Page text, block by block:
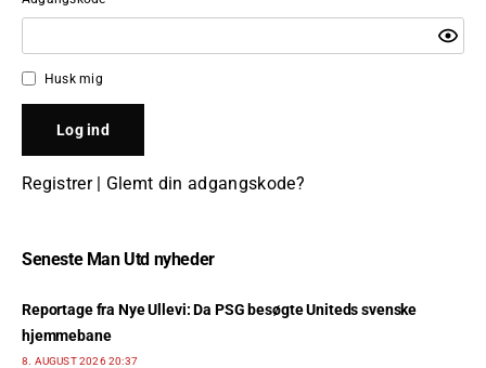
Husk mig
Registrer| Glemt din adgangskode?
Seneste Man Utd nyheder
Reportage fra Nye Ullevi: Da PSG besøgte Uniteds svenske
hjemmebane
8. AUGUST 2026 20:37